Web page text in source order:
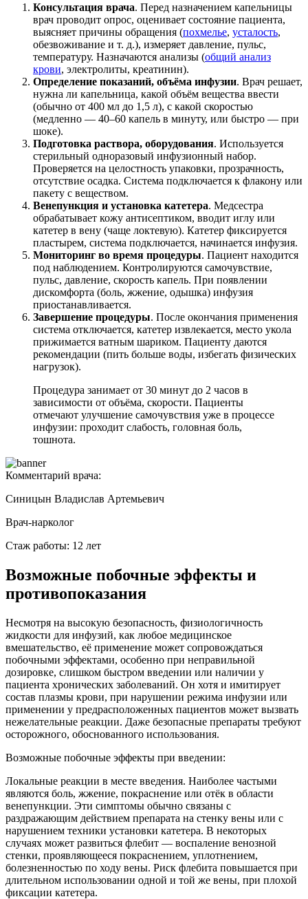
Консультация врача. Перед назначением капельницы
врач проводит опрос, оценивает состояние пациента,
выясняет причины обращения (похмелье, усталость,
обезвоживание и т. д.), измеряет давление, пульс,
температуру. Назначаются анализы (общий анализ
крови, электролиты, креатинин).
Определение показаний, объёма инфузии. Врач решает,
нужна ли капельница, какой объём вещества ввести
(обычно от 400 мл до 1,5 л), с какой скоростью
(медленно — 40–60 капель в минуту, или быстро — при
шоке).
Подготовка раствора, оборудования. Используется
стерильный одноразовый инфузионный набор.
Проверяется на целостность упаковки, прозрачность,
отсутствие осадка. Система подключается к флакону или
пакету с веществом.
Венепункция и установка катетера. Медсестра
обрабатывает кожу антисептиком, вводит иглу или
катетер в вену (чаще локтевую). Катетер фиксируется
пластырем, система подключается, начинается инфузия.
Мониторинг во время процедуры. Пациент находится
под наблюдением. Контролируются самочувствие,
пульс, давление, скорость капель. При появлении
дискомфорта (боль, жжение, одышка) инфузия
приостанавливается.
Завершение процедуры. После окончания применения
система отключается, катетер извлекается, место укола
прижимается ватным шариком. Пациенту даются
рекомендации (пить больше воды, избегать физических
нагрузок).
Процедура занимает от 30 минут до 2 часов в
зависимости от объёма, скорости. Пациенты
отмечают улучшение самочувствия уже в процессе
инфузии: проходит слабость, головная боль,
тошнота.
Комментарий врача:
Синицын Владислав Артемьевич
Врач-нарколог
Стаж работы: 12 лет
Возможные побочные эффекты и
противопоказания
Несмотря на высокую безопасность, физиологичность
жидкости для инфузий, как любое медицинское
вмешательство, её применение может сопровождаться
побочными эффектами, особенно при неправильной
дозировке, слишком быстром введении или наличии у
пациента хронических заболеваний. Он хотя и имитирует
состав плазмы крови, при нарушении режима инфузии или
применении у предрасположенных пациентов может вызвать
нежелательные реакции. Даже безопасные препараты требуют
осторожного, обоснованного использования.
Возможные побочные эффекты при введении:
Локальные реакции в месте введения. Наиболее частыми
являются боль, жжение, покраснение или отёк в области
венепункции. Эти симптомы обычно связаны с
раздражающим действием препарата на стенку вены или с
нарушением техники установки катетера. В некоторых
случаях может развиться флебит — воспаление венозной
стенки, проявляющееся покраснением, уплотнением,
болезненностью по ходу вены. Риск флебита повышается при
длительном использовании одной и той же вены, при плохой
фиксации катетера.